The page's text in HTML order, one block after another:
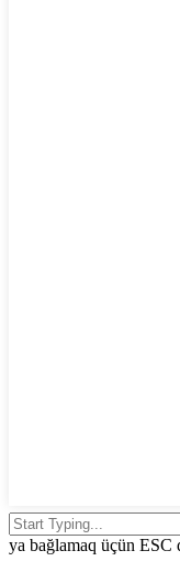
ya bağlamaq üçün ESC